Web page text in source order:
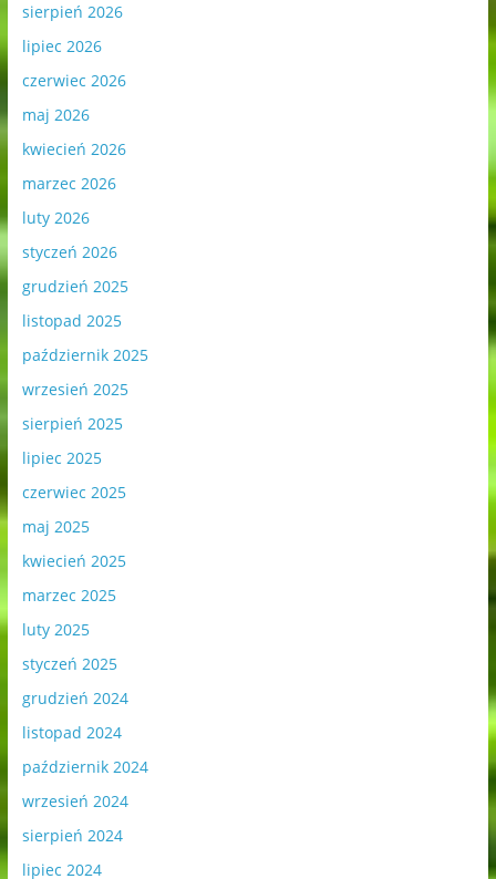
sierpień 2026
lipiec 2026
czerwiec 2026
maj 2026
kwiecień 2026
marzec 2026
luty 2026
styczeń 2026
grudzień 2025
listopad 2025
październik 2025
wrzesień 2025
sierpień 2025
lipiec 2025
czerwiec 2025
maj 2025
kwiecień 2025
marzec 2025
luty 2025
styczeń 2025
grudzień 2024
listopad 2024
październik 2024
wrzesień 2024
sierpień 2024
lipiec 2024